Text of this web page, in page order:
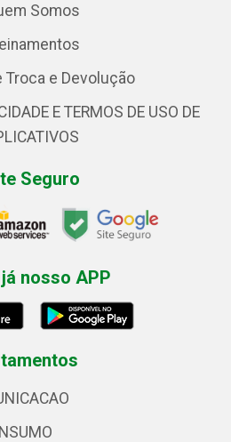
Somos
Troca e Devolução
E TERMOS DE USO DE
Seguro
nosso APP